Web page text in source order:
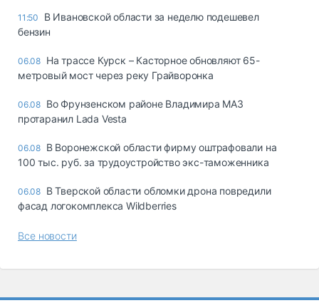
11:50
В Ивановской области за неделю подешевел
бензин
06.08 На трассе Курск – Касторное обновляют 65-
метровый мост через реку Грайворонка
06.08 Во Фрунзенском районе Владимира МАЗ
протаранил Lada Vesta
06.08 В Воронежской области фирму оштрафовали на
100 тыс. руб. за трудоустройство экс-таможенника
06.08 В Тверской области обломки дрона повредили
фасад логокомплекса Wildberries
Все новости